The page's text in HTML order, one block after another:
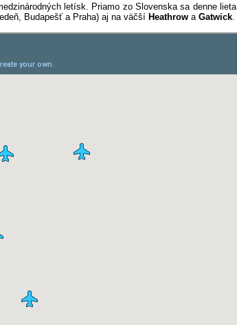
letísk. Priamo zo Slovenska sa denne lieta
Budapešť a Praha) aj na väčší Heathrow a Gatwick